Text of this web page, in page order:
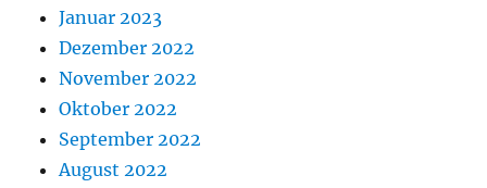
Januar 2023
Dezember 2022
November 2022
Oktober 2022
September 2022
August 2022